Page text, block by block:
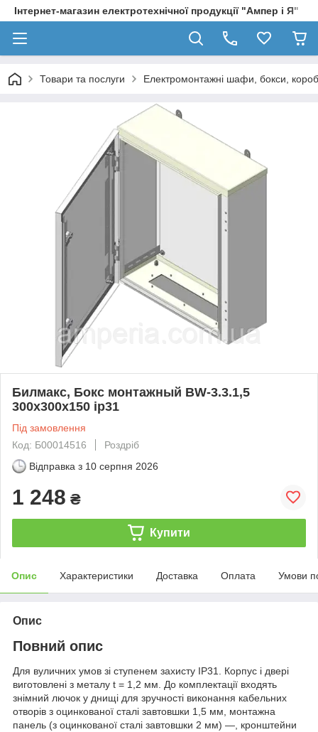
Інтернет-магазин електротехнічної продукції "Ампер і Я"
Товари та послуги Електромонтажні шафи, бокси,
Билмакс, Бокс монтажный BW-3.3.1,5
300х300х150 ip31
Під замовлення
Код: Б00014516
Роздріб
Відправка з 10 серпня 2026
1 248 ₴
Купити
Опис Характеристики Доставка Оплата Умови
Опис
Повний опис
Для вуличних умов зі ступенем захисту IP31. Корпус і двері
виготовлені з металу t = 1,2 мм. До комплектації входять
знімний лючок у днищі для зручності виконання кабельних
отворів з оцинкованої сталі завтовшки 1,5 мм, монтажна
панель (з оцинкованої сталі завтовшки 2 мм) —, кронштейни